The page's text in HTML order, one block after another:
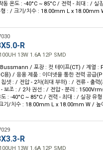
온도 : -40°C ~ 85°C / 전력 - 최대 : / 실
: / 크기/치수 : 18.00mm L x 18.00mm
R
13W 1.6A 12P SMD
/ 포장 : 컷 테이프(CT) / 계열 :
용) / 응용 제품 : 이더넷을 통한 전력 공급
셋 : / 전압 - 2차(최대 부하) : / 전류 - 출
- 보조 : / 2차 권선 : / 전압 - 분리 :
: -40°C ~ 85°C / 전력 - 최대 : / 실장 유
기/치수 : 18.00mm L x 18.00mm W / 높
R
13W 1.6A 12P SMD